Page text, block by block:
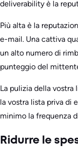
deliverability è la
Più alta è la
e-mail. Una cattiva
un alto numero di
punteggio del
La pulizia della
la vostra lista priva di
minimo la frequenza
Ridurre le